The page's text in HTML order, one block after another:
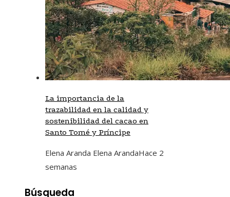
La importancia de la
trazabilidad en la calidad y
sostenibilidad del cacao en
Santo Tomé y Príncipe
Elena Aranda Elena ArandaHace 2
semanas
Búsqueda